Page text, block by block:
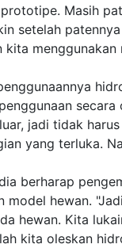
Masih
setelah
menggunakan
jadi tidak
yang terluka.
berharap
model hewan.
hewan. Kita
kita oleskan